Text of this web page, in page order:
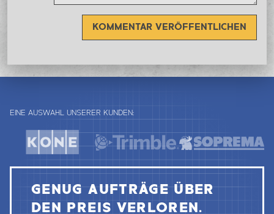
KOMMENTAR VERÖFFENTLICHEN
EINE AUSWAHL UNSERER KUNDEN:
GENUG AUFTRÄGE ÜBER
DEN PREIS VERLOREN.